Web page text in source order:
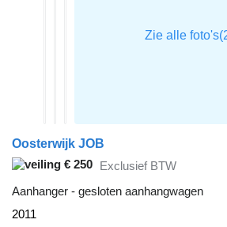
Oosterwijk JOB
€ 250 Exclusief BTW
Aanhanger - gesloten aanhangwagen
2011